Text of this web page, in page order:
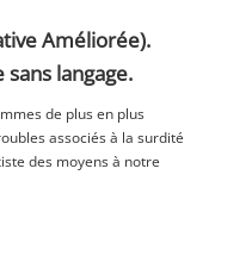
Améliorée).
langage.
de plus en plus
associés à la surdité
des moyens à notre